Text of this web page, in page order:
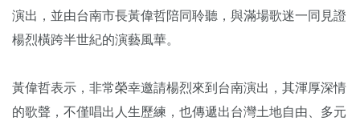
演出，並由台南市長黃偉哲陪同聆聽，與滿場歌迷一同見證
楊烈橫跨半世紀的演藝風華。
黃偉哲表示，非常榮幸邀請楊烈來到台南演出，其渾厚深情
的歌聲，不僅唱出人生歷練，也傳遞出台灣土地自由、多元